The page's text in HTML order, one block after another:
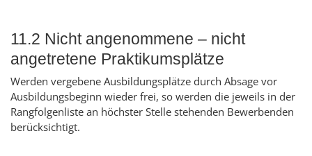
11.2 Nicht angenommene – nicht
angetretene Praktikumsplätze
Werden vergebene Ausbildungsplätze durch Absage vor
Ausbildungsbeginn wieder frei, so werden die jeweils in der
Rangfolgenliste an höchster Stelle stehenden Bewerbenden
berücksichtigt.